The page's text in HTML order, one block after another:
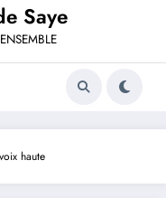
Saye
haute